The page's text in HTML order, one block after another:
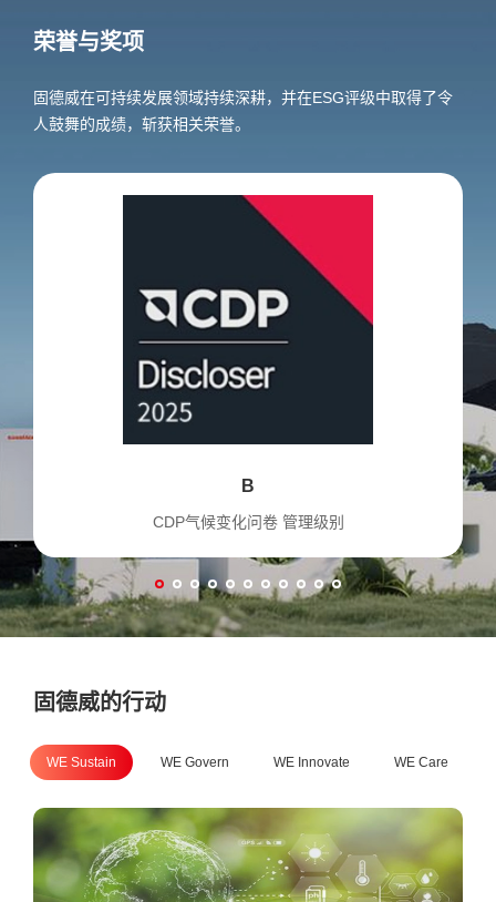
荣誉与奖项
固德威在可持续发展领域持续深耕，并在ESG评级中取得了令
人鼓舞的成绩，斩获相关荣誉。
B
CDP气候变化问卷 管理级别
固德威的行动
WE Sustain WE Govern WE Innovate WE Care